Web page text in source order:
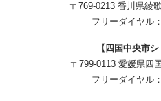
〒769-0213 香川県綾
フリーダイヤル：
【四国中央市シ
〒799-0113 愛媛県四
フリーダイヤル：